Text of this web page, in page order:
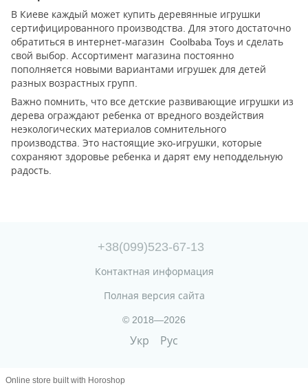
В Киеве каждый может купить деревянные игрушки
сертифицированного производства. Для этого достаточно
обратиться в интернет-магазин Coolbaba Toys и сделать
свой выбор. Ассортимент магазина постоянно
пополняется новыми вариантами игрушек для детей
разных возрастных групп.
Важно помнить, что все детские развивающие игрушки из
дерева ограждают ребенка от вредного воздействия
неэкологических материалов сомнительного
производства. Это настоящие эко-игрушки, которые
сохраняют здоровье ребенка и дарят ему неподдельную
радость.
+38(099)523-67-13
Контактная информация
Полная версия сайта
© 2018—2026
Укр Рус
Online store built with Horoshop